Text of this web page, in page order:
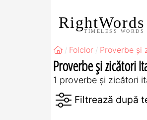
RightWords
TIMELESS WORDS
Folclor Proverbe și
Proverbe și zicători
1 proverbe și zicători